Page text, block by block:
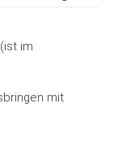
im
mit